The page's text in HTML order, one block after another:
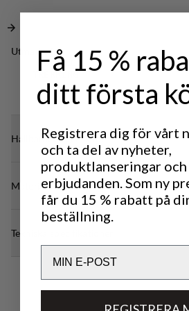
Utmärkt för
CLASSIC
OUTDOOR LIFE
Hållbarhetsegenskaper
Material
Tekniska specifikationer
Få 15 %
ditt första
Registrera dig för vårt
och ta del av nyheter,
produktlanseringar och
erbjudanden. Som ny
får du 15 % rabatt på
beställning.